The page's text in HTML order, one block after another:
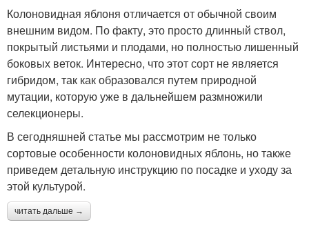
Колоновидная яблоня отличается от обычной своим
внешним видом. По факту, это просто длинный ствол,
покрытый листьями и плодами, но полностью лишенный
боковых веток. Интересно, что этот сорт не является
гибридом, так как образовался путем природной
мутации, которую уже в дальнейшем размножили
селекционеры.
В сегодняшней статье мы рассмотрим не только
сортовые особенности колоновидных яблонь, но также
приведем детальную инструкцию по посадке и уходу за
этой культурой.
читать дальше →